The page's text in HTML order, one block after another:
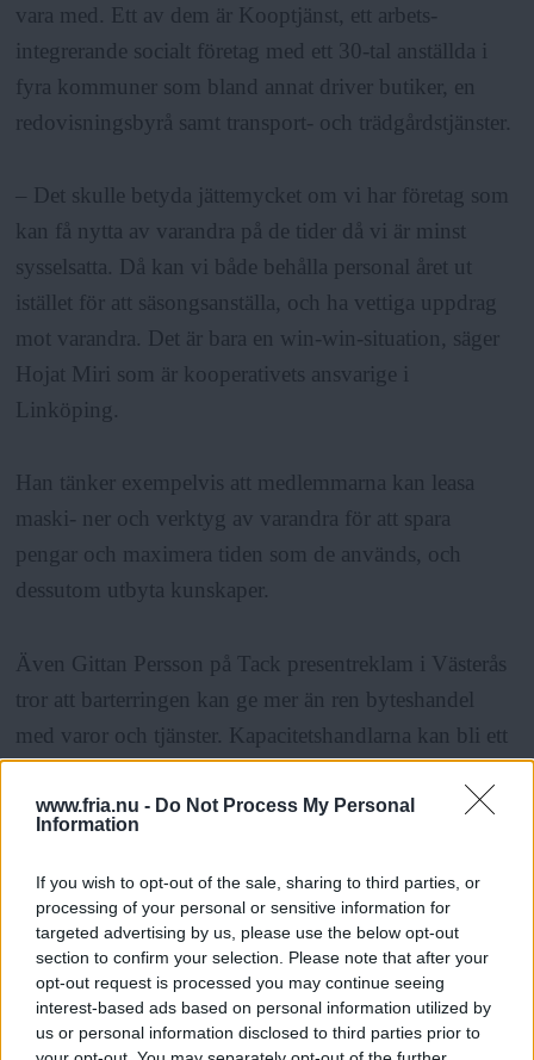
www.fria.nu - Do Not Process My Personal
Information
If you wish to opt-out of the sale, sharing to third parties, or
processing of your personal or sensitive information for
targeted advertising by us, please use the below opt-out
section to confirm your selection. Please note that after your
opt-out request is processed you may continue seeing
interest-based ads based on personal information utilized by
us or personal information disclosed to third parties prior to
vara med. Ett av dem är Kooptjänst, ett arbets-
integrerande socialt företag med ett 30-tal anställda i
fyra kommuner som bland annat driver butiker, en
redovisningsbyrå samt transport- och trädgårdstjänster.
– Det skulle betyda jättemycket om vi har företag som
kan få nytta av varandra på de tider då vi är minst
sysselsatta. Då kan vi både behålla personal året ut
istället för att säsongsanställa, och ha vettiga uppdrag
mot varandra. Det är bara en win-win-situation, säger
Hojat Miri som är kooperativets ansvarige i
Linköping.
Han tänker exempelvis att medlemmarna kan leasa
maski- ner och verktyg av varandra för att spara
pengar och maximera tiden som de används, och
dessutom utbyta kunskaper.
Även Gittan Persson på Tack presentreklam i Västerås
tror att barterringen kan ge mer än ren byteshandel
med varor och tjänster. Kapacitetshandlarna kan bli ett
sätt för medlemmarna att hitta mentorer och dela med
sig av erfarenheter och idéer, menar hon, och därmed
ANNONS
– Det verkar vara en ypperlig idé. Att främja ett gott
företagsklimat tjänar vi alla på. Jag är mån om att göra
affärer i Västerås med omnejd och om att företag i